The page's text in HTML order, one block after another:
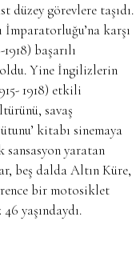
görevlere taşıdı.
İmparatorluğu’na karşı
başarılı
Yine İngilizlerin
1918) etkili
savaş
kitabı sinemaya
sansasyon yaratan
beş dalda Altın Küre,
bir motosiklet
yaşındaydı.